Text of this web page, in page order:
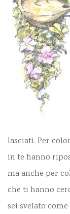
lasciati. Per
in te hanno
ma anche per
che ti hanno
sei svelato